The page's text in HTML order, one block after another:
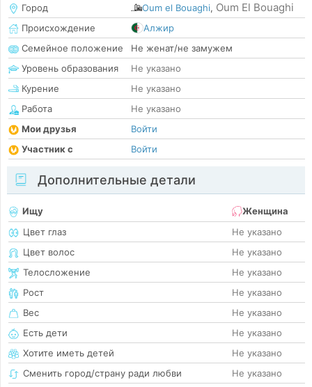
Город
Oum el Bouaghi, Oum El Bouaghi
Происхождение
Алжир
Семейное положение
Не женат/не замужем
Уровень образования
Не указано
Курение
Не указано
Работа
Не указано
Мои друзья
Войти
Участник с
Войти
Дополнительные детали
Ищу
Женщина
Цвет глаз
Не указано
Цвет волос
Не указано
Телосложение
Не указано
Рост
Не указано
Вес
Не указано
Есть дети
Не указано
Хотите иметь детей
Не указано
Сменить город/страну ради любви
Не указано